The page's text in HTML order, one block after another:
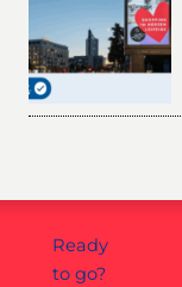
Ready
to go?